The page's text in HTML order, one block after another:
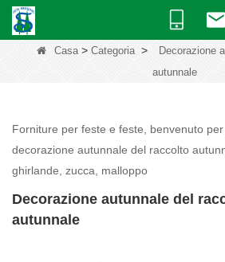
Casa > Categoria >
Decorazione
autunnale
Forniture per feste e feste, benvenuto
decorazione autunnale del raccolto
ghirlande, zucca, malloppo
Decorazione autunnale del
autunnale